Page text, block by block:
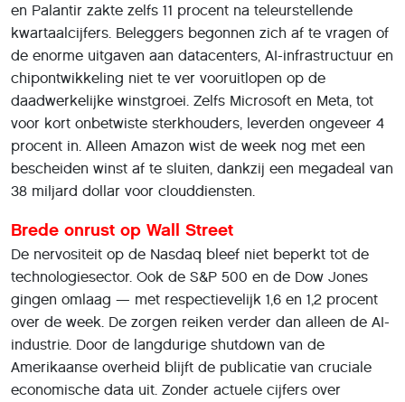
en Palantir zakte zelfs 11 procent na teleurstellende
kwartaalcijfers. Beleggers begonnen zich af te vragen of
de enorme uitgaven aan datacenters, AI-infrastructuur en
chipontwikkeling niet te ver vooruitlopen op de
daadwerkelijke winstgroei. Zelfs Microsoft en Meta, tot
voor kort onbetwiste sterkhouders, leverden ongeveer 4
procent in. Alleen Amazon wist de week nog met een
bescheiden winst af te sluiten, dankzij een megadeal van
38 miljard dollar voor clouddiensten.
Brede onrust op Wall Street
De nervositeit op de Nasdaq bleef niet beperkt tot de
technologiesector. Ook de S&P 500 en de Dow Jones
gingen omlaag — met respectievelijk 1,6 en 1,2 procent
over de week. De zorgen reiken verder dan alleen de AI-
industrie. Door de langdurige shutdown van de
Amerikaanse overheid blijft de publicatie van cruciale
economische data uit. Zonder actuele cijfers over